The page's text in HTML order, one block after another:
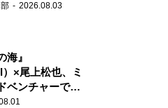
2026.08.03
海』
×尾上松也、ミ
ベンチャーで美